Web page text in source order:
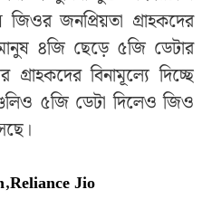
জিওর জনপ্রিয়তা গ্রাহকদের
৪জি ছেড়ে ৫জি ডেটার
বিনামূল্যে দিচ্ছে
৫জি ডেটা দিলেও জিও
,Reliance Jio